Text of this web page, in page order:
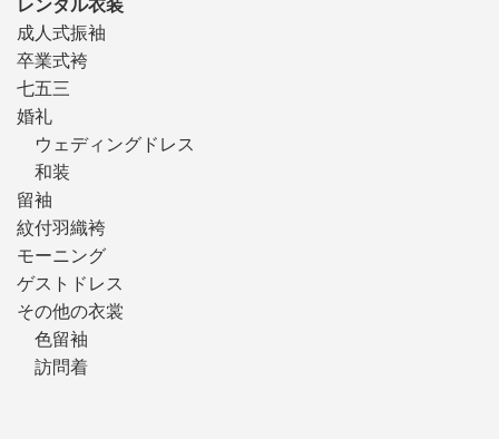
レンタル衣装
成人式振袖
卒業式袴
七五三
婚礼
ウェディングドレス
和装
留袖
紋付羽織袴
モーニング
ゲストドレス
その他の衣裳
色留袖
訪問着